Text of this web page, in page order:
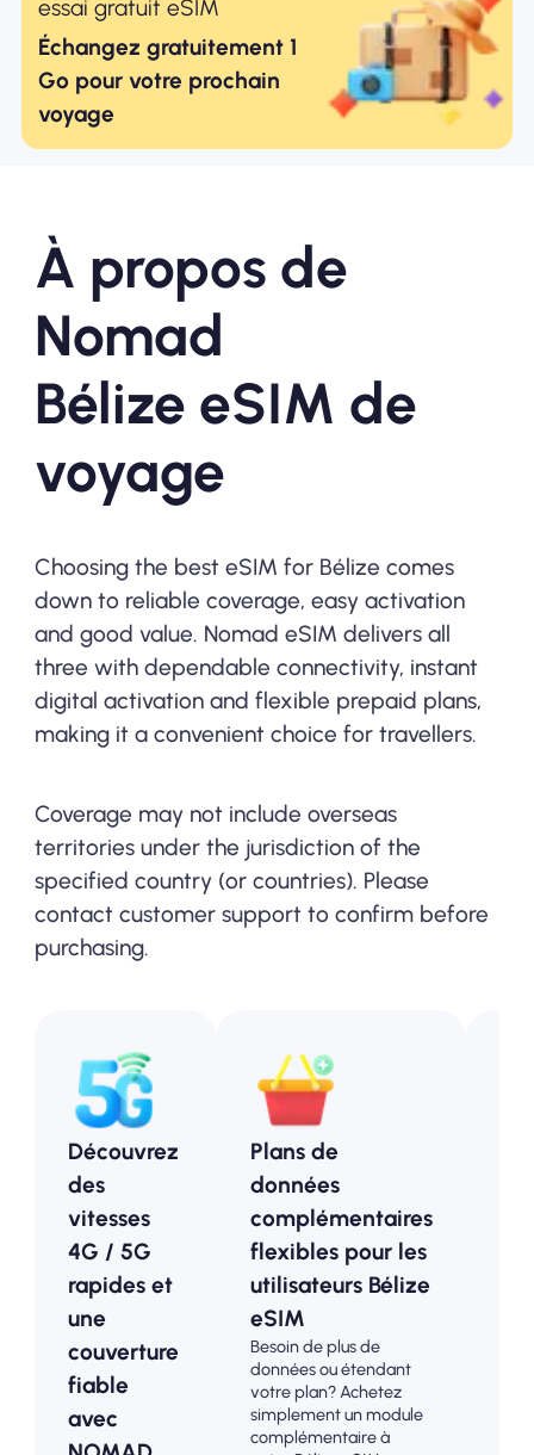
essai gratuit eSIM
Échangez gratuitement 1
Go pour votre prochain
voyage
À propos de
Nomad
Bélize eSIM de
voyage
Choosing the best eSIM for Bélize comes
down to reliable coverage, easy activation
and good value. Nomad eSIM delivers all
three with dependable connectivity, instant
digital activation and flexible prepaid plans,
making it a convenient choice for travellers.
Coverage may not include overseas
territories under the jurisdiction of the
specified country (or countries). Please
contact customer support to confirm before
purchasing.
Découvrez
des
vitesses
4G / 5G
rapides et
une
couverture
fiable
avec
Plans de
données
complémentaires
flexibles pour les
utilisateurs Bélize
eSIM
Besoin de plus de
données ou étendant
votre plan? Achetez
simplement un module
complémentaire à